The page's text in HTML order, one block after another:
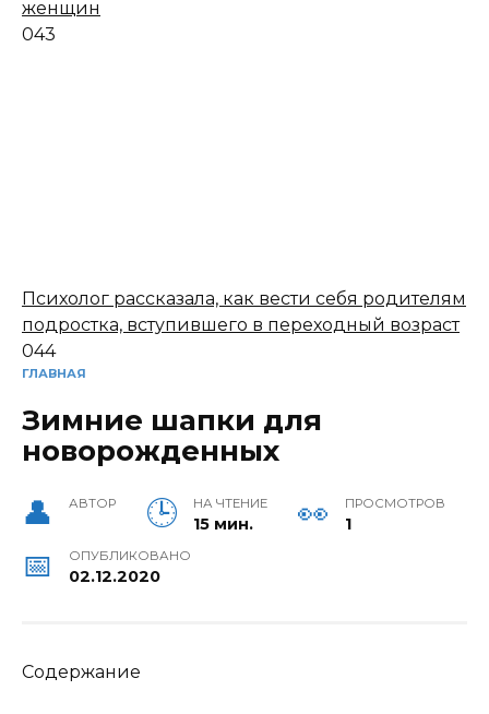
ГЛАВНАЯ
Зимние шапки для
новорожденных
АВТОР НА ЧТЕНИЕ
15 мин.
ПРОСМОТРОВ
1
ОПУБЛИКОВАНО
02.12.2020
Содержание
женщин
043
Психолог рассказала, как вести себя родителям
подростка, вступившего в переходный возраст
044